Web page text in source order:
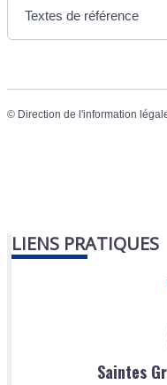
Textes de référence
© Direction de l'information
LIENS PRATIQUES
Saintes